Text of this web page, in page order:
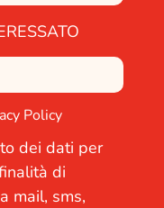
Policy
dei dati per
di
mail, sms,